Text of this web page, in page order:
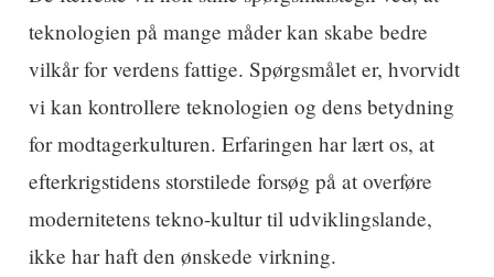
teknologien på mange måder kan skabe bedre
vilkår for verdens fattige. Spørgsmålet er, hvorvidt
vi kan kontrollere teknologien og dens betydning
for modtagerkulturen. Erfaringen har lært os, at
efterkrigstidens storstilede forsøg på at overføre
modernitetens tekno-kultur til udviklingslande,
ikke har haft den ønskede virkning.